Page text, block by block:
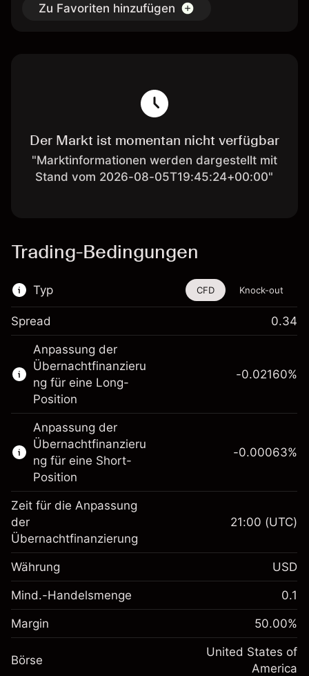
Zu Favoriten hinzufügen
Der Markt ist momentan nicht verfügbar
"Marktinformationen werden dargestellt mit
Stand vom 2026-08-05T19:45:24+00:00"
Trading-Bedingungen
Typ
Dieses Finanzinstrument steht für das Traden
über CFDs und Knock-outs zur Verfügung.
Erfahren Sie mehr über:
CFDs
Knock-outs
CFD Knock-out
Spread 0.34
Anpassung der
Übernachtfinanzieru
ng für eine Long-
Position
$1,000.00
Anpassung der
Übernachtfinanzierung
Gebühren aus
Positionswert
-0.021596
%
Positionsgröße mit Hebelwirkung
~$2,000.00
Geld aus Hebelwirkung ~
$1,000.00
-0.02160%
Anpassung der
Übernachtfinanzieru
ng für eine Short-
Position
Margin. Ihre Investition
Anpassung der
Übernachtfinanzierung
-0.000626
%
(-$0.01)
-0.00063%
Zeit für die Anpassung
der
Übernachtfinanzierung
21:00 (UTC)
Währung USD
Mind.-Handelsmenge 0.1
Margin 50.00%
Börse
United States of
America